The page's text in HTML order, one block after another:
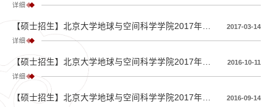
详细
2017-03-14
详细
2016-10-11
详细
2016-09-14